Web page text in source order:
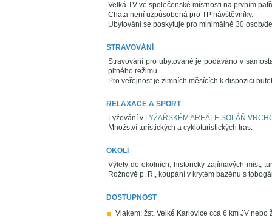
Velká TV ve společenské místnosti na prvním
Chata není uzpůsobená pro TP návštěvníky.
Ubytování se poskytuje pro minimálně 30 osob/
STRAVOVÁNÍ
Stravování pro ubytované je podáváno v
pitného režimu.
Pro veřejnost je zimních měsících k dispozici
RELAXACE A SPORT
Lyžování v LYŽAŘSKÉM AREÁLE SOLÁŇ
Množství turistických a cykloturistických tras.
OKOLÍ
Výlety do okolních, historicky zajímavých míst,
Rožnově p. R., koupání v krytém bazénu s
DOSTUPNOST
Vlakem: žst. Velké Karlovice cca 6 km JV